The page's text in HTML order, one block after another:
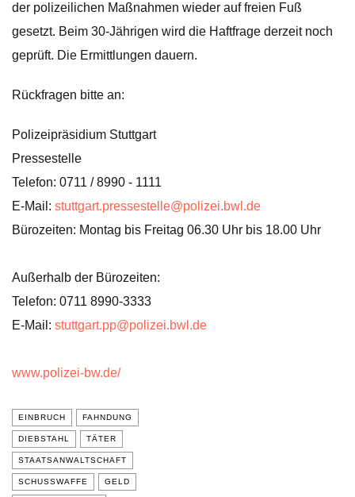
der polizeilichen Maßnahmen wieder auf freien Fuß
gesetzt. Beim 30-Jährigen wird die Haftfrage derzeit noch
geprüft. Die Ermittlungen dauern.
Rückfragen bitte an:
Polizeipräsidium Stuttgart
Pressestelle
Telefon: 0711 / 8990 - 1111
E-Mail: stuttgart.pressestelle@polizei.bwl.de
Bürozeiten: Montag bis Freitag 06.30 Uhr bis 18.00 Uhr
Außerhalb der Bürozeiten:
Telefon: 0711 8990-3333
E-Mail: stuttgart.pp@polizei.bwl.de
www.polizei-bw.de/
EINBRUCH FAHNDUNG
DIEBSTAHL TÄTER
STAATSANWALTSCHAFT
SCHUSSWAFFE GELD